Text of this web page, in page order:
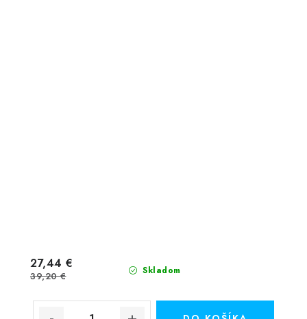
Skladom
27,44 €
39,20 €